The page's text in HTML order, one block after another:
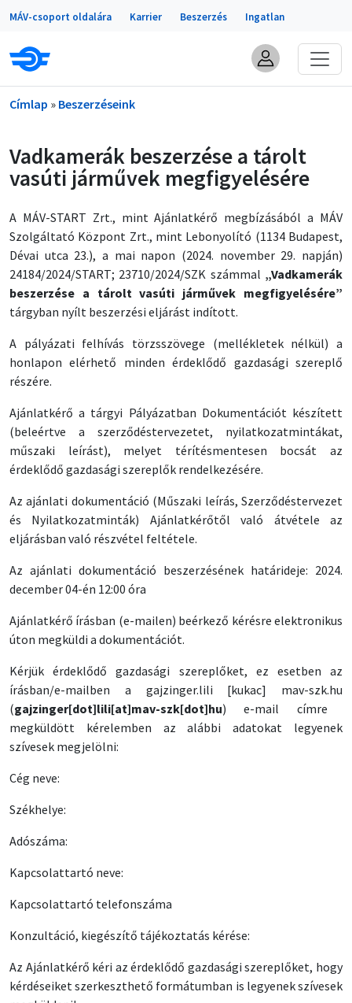
Ugrás a tartalomra
Portálok
MÁV-csoport oldalára Karrier Beszerzés Ingatlan
Morzsa
Címlap Beszerzéseink
Vadkamerák beszerzése a tárolt
vasúti járművek megfigyelésére
A MÁV-START Zrt., mint Ajánlatkérő megbízásából a MÁV
Szolgáltató Központ Zrt., mint Lebonyolító (1134 Budapest,
Dévai utca 23.), a mai napon (2024. november 29. napján)
24184/2024/START; 23710/2024/SZK számmal „Vadkamerák
beszerzése a tárolt vasúti járművek megfigyelésére”
tárgyban nyílt beszerzési eljárást indított.
A pályázati felhívás törzsszövege (mellékletek nélkül) a
honlapon elérhető minden érdeklődő gazdasági szereplő
részére.
Ajánlatkérő a tárgyi Pályázatban Dokumentációt készített
(beleértve a szerződéstervezetet, nyilatkozatmintákat,
műszaki leírást), melyet térítésmentesen bocsát az
érdeklődő gazdasági szereplők rendelkezésére.
Az ajánlati dokumentáció (Műszaki leírás, Szerződéstervezet
és Nyilatkozatminták) Ajánlatkérőtől való átvétele az
eljárásban való részvétel feltétele.
Az ajánlati dokumentáció beszerzésének határideje: 2024.
december 04-én 12:00 óra
Ajánlatkérő írásban (e-mailen) beérkező kérésre elektronikus
úton megküldi a dokumentációt.
Kérjük érdeklődő gazdasági szereplőket, ez esetben az
írásban/e-mailben a gajzinger.lili [kukac] mav-szk.hu
(gajzinger[dot]lili[at]mav-szk[dot]hu) e-mail címre
megküldött kérelemben az alábbi adatokat legyenek
szívesek megjelölni:
Cég neve:
Székhelye:
Adószáma:
Kapcsolattartó neve:
Kapcsolattartó telefonszáma
Konzultáció, kiegészítő tájékoztatás kérése:
Az Ajánlatkérő kéri az érdeklődő gazdasági szereplőket, hogy
kérdéseiket szerkeszthető formátumban is legyenek szívesek